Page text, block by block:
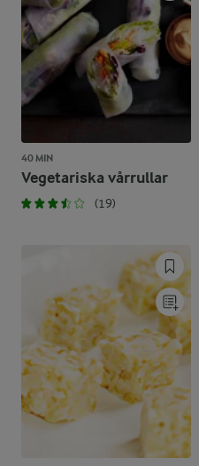
40 MIN
Vegetariska vårrullar
(19)